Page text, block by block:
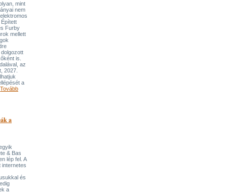
mint
nem
Furby
mellett
is.
az
2027.
a
Tovább
a
& Bas
lép fel. A
internetes
és
a